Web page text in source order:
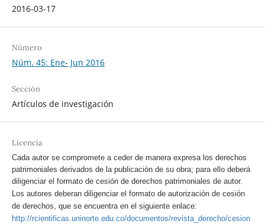
2016-03-17
Número
Núm. 45: Ene- Jun 2016
Sección
Artículos de investigación
Licencia
Cada autor se compromete a ceder de manera expresa los derechos
patrimoniales derivados de la publicación de su obra; para ello deberá
diligenciar el formato de cesión de derechos patrimoniales de autor.
Los autores deberan diligenciar el formato de autorización de cesión
de derechos, que se encuentra en el siguiente enlace:
http://rcientificas.uninorte.edu.co/documentos/revista_derecho/cesion